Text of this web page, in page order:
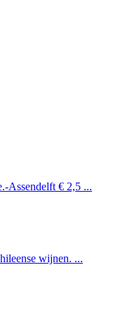
Assendelft € 2,5 ...
wijnen. ...